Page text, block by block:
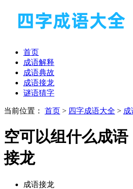
首页
成语解释
成语典故
成语接龙
谜语猜字
当前位置： 首页 > 四字成语大全 >
空可以组什么成
接龙
成语接龙